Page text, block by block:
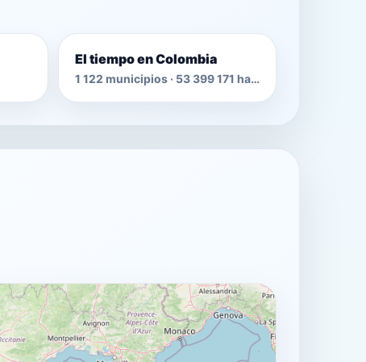
El tiempo en Colombia
1 122 municipios · 53 399 171 habitantes